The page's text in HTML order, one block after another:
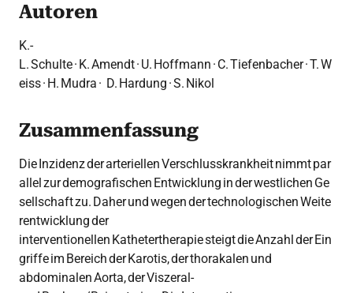
Autoren
K.-
L. Schulte · K. Amendt · U. Hoffmann · C. Tiefenbacher · T. W
eiss · H. Mudra · D. Hardung · S. Nikol
Zusammenfassung
Die Inzidenz der arteriellen Verschlusskrankheit nimmt par
allel zur demografischen Entwicklung in der westlichen Ge
sellschaft zu. Daher und wegen der technologischen Weite
rentwicklung der
interventionellen Kathetertherapie steigt die Anzahl der Ein
griffe im Bereich der Karotis, der thorakalen und
abdominalen Aorta, der Viszeral-